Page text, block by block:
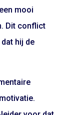
mooi
Dit conflict
hij de